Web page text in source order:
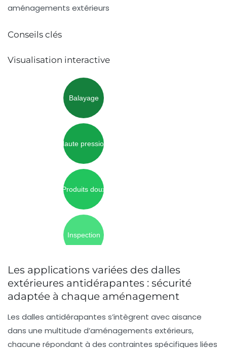
aménagements extérieurs
Conseils clés
Visualisation interactive
Balayage
Haute pression
Produits doux
Inspection
Les applications variées des dalles
extérieures antidérapantes : sécurité
adaptée à chaque aménagement
Les dalles antidérapantes s’intègrent avec aisance
dans une multitude d’aménagements extérieurs,
chacune répondant à des contraintes spécifiques liées